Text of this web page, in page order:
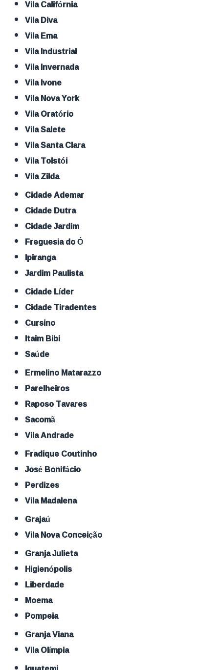
Vila Califórnia
Vila Diva
Vila Ema
Vila Industrial
Vila Invernada
Vila Ivone
Vila Nova York
Vila Oratório
Vila Salete
Vila Santa Clara
Vila Tolstói
Vila Zilda
Cidade Ademar
Cidade Dutra
Cidade Jardim
Freguesia do Ó
Ipiranga
Jardim Paulista
Cidade Líder
Cidade Tiradentes
Cursino
Itaim Bibi
Saúde
Ermelino Matarazzo
Parelheiros
Raposo Tavares
Sacomã
Vila Andrade
Fradique Coutinho
José Bonifácio
Perdizes
Vila Madalena
Grajaú
Vila Nova Conceição
Granja Julieta
Higienópolis
Liberdade
Moema
Pompeia
Granja Viana
Vila Olímpia